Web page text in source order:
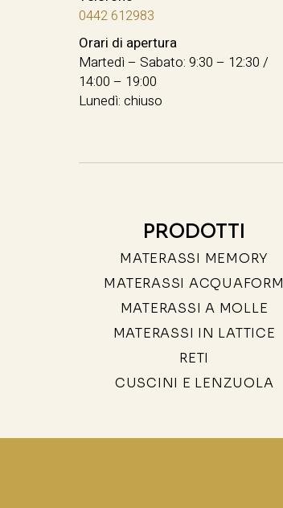
0442 612983
Orari di apertura
Martedì – Sabato: 9:30 – 12:30 /
14:00 – 19:00
Lunedì: chiuso
PRODOTTI
MATERASSI MEMORY
MATERASSI ACQUAFORM
MATERASSI A MOLLE
MATERASSI IN LATTICE
RETI
CUSCINI E LENZUOLA